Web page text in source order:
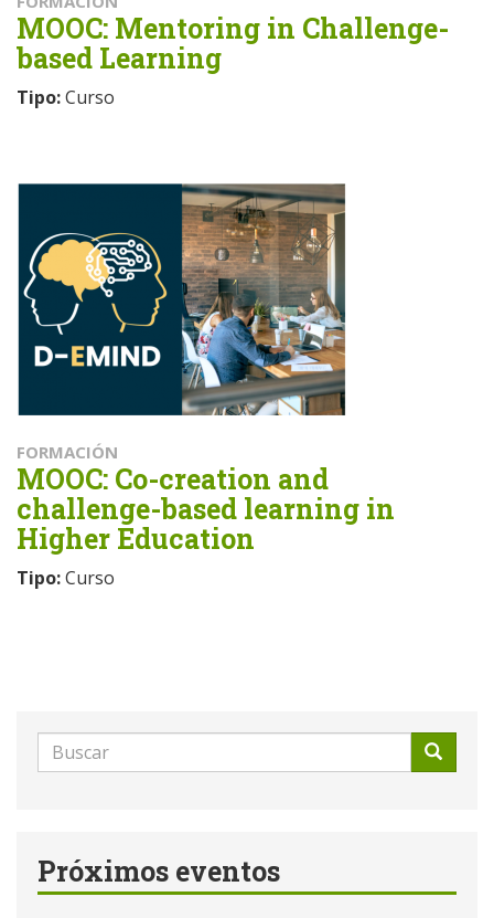
MOOC: Mentoring in Challenge-
based Learning
Tipo:Curso
FORMACIÓN
MOOC: Co-creation and
challenge-based learning in
Higher Education
Tipo:Curso
Formulario
de
Próximos eventos